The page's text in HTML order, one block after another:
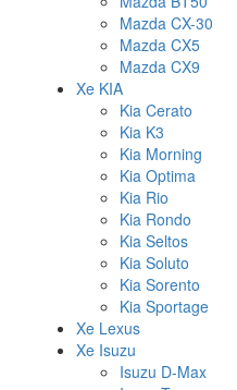
Mazda CX-30
Mazda CX5
Mazda CX9
Xe KIA
Kia Cerato
Kia K3
Kia Morning
Kia Optima
Kia Rio
Kia Rondo
Kia Seltos
Kia Soluto
Kia Sorento
Kia Sportage
Xe Lexus
Xe Isuzu
Isuzu D-Max